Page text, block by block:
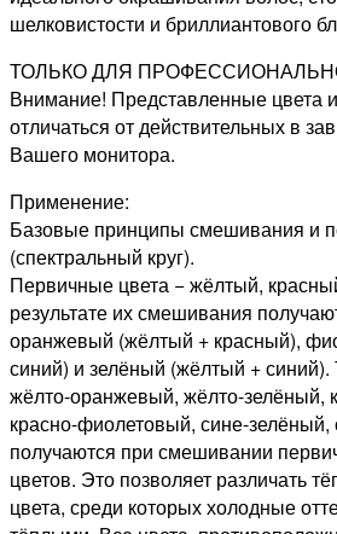
шелковистости и бриллиантового
ТОЛЬКО ДЛЯ
Внимание! Представленные цвета и
отличаться от действительных в
Вашего монитора.
Применение:
Базовые принципы смешивания и
(спектральный круг).
Первичные цвета − жёлтый,
результате их смешивания
оранжевый (жёлтый + красный),
синий) и зелёный (жёлтый + синий).
жёлто-оранжевый, жёлто-зелёный,
красно-фиолетовый, сине-
получаются при смешивании
цветов. Это позволяет различать
цвета, среди которых холодные